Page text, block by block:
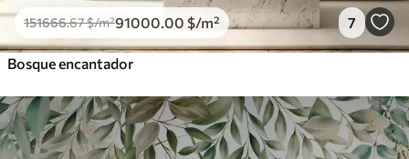
151666.67$/m²91000 .00 $/m² 7
Bosque encantador